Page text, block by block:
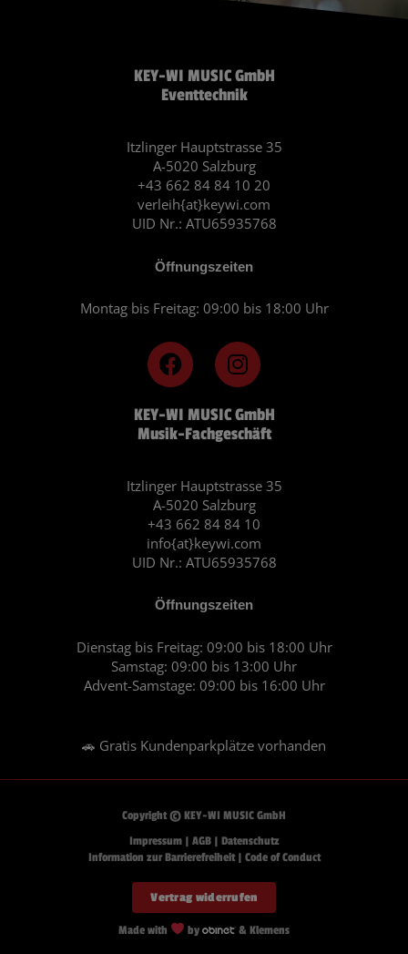
KEY-WI MUSIC GmbH
Musik-Fachgeschäft
Itzlinger Hauptstrasse 35
A-5020 Salzburg
+43 662 84 84 10
info{at}keywi.com
UID Nr.: ATU65935768
Öffnungszeiten
Dienstag bis Freitag: 09:00 bis 18:00 Uhr
Samstag: 09:00 bis 13:00 Uhr
Advent-Samstage: 09:00 bis 16:00 Uhr
🚗 Gratis Kundenparkplätze vorhanden
F
a
c
e
b
o
k
I
n
s
t
a
r
a
m
KEY-WI MUSIC GmbH
Eventtechnik
Itzlinger Hauptstrasse 35
A-5020 Salzburg
+43 662 84 84 10 20
verleih{at}keywi.com
UID Nr.: ATU65935768
Öffnungszeiten
Montag bis Freitag: 09:00 bis 18:00 Uhr
Copyright © KEY-WI MUSIC GmbH
Impressum| AGB| Datenschutz
Information zur Barrierefreiheit| Code of Conduct
Vertrag widerrufen
Made with by & Klemens